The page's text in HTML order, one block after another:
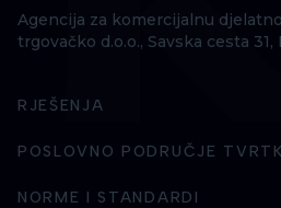
Agencija za komercijalnu
trgovačko d.o.o., Savska cesta
RJEŠENJA
POSLOVNO PODRUČJE
NORME I STANDARDI